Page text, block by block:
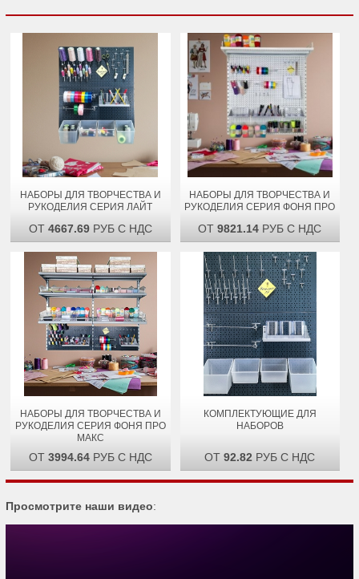
НАБОРЫ ДЛЯ ТВОРЧЕСТВА И
РУКОДЕЛИЯ СЕРИЯ ЛАЙТ
ОТ 4667.69РУБ С НДС
НАБОРЫ ДЛЯ ТВОРЧЕСТВА И
РУКОДЕЛИЯ СЕРИЯ ФОНЯ ПРО
ОТ9821.14 РУБ С НДС
НАБОРЫ ДЛЯ ТВОРЧЕСТВА И
РУКОДЕЛИЯ СЕРИЯ ФОНЯ ПРО
МАКС
ОТ 3994.64РУБ С НДС
КОМПЛЕКТУЮЩИЕ ДЛЯ
НАБОРОВ
ОТ92.82 РУБ С НДС
Просмотрите наши видео: